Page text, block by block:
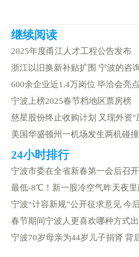
2025年度甬江人才工程公告发布
浙江以旧换新补贴扩围 宁波的咨
600余企业近1.4万岗位 毕洽会亮
宁波上榜2025春节档地区票房榜
慈星股份终止收购计划 又现外资"
美国华盛顿州一机场发生两机碰
宁波市委在全省新春第一会后召
宁波70岁母亲为44岁儿子捐肾 背